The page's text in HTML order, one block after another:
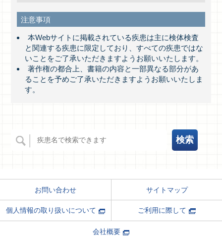
注意事項
本Webサイトに掲載されている疾患は主に検体検査
と関連する疾患に限定しており、すべての疾患ではな
いことをご了承いただきますようお願いいたします。
著作権の都合上、書籍の内容と一部異なる部分があ
ることを予めご了承いただきますようお願いいたしま
す。
お問い合わせ サイトマップ
個人情報の取り扱いについて ご利用に際して
会社概要